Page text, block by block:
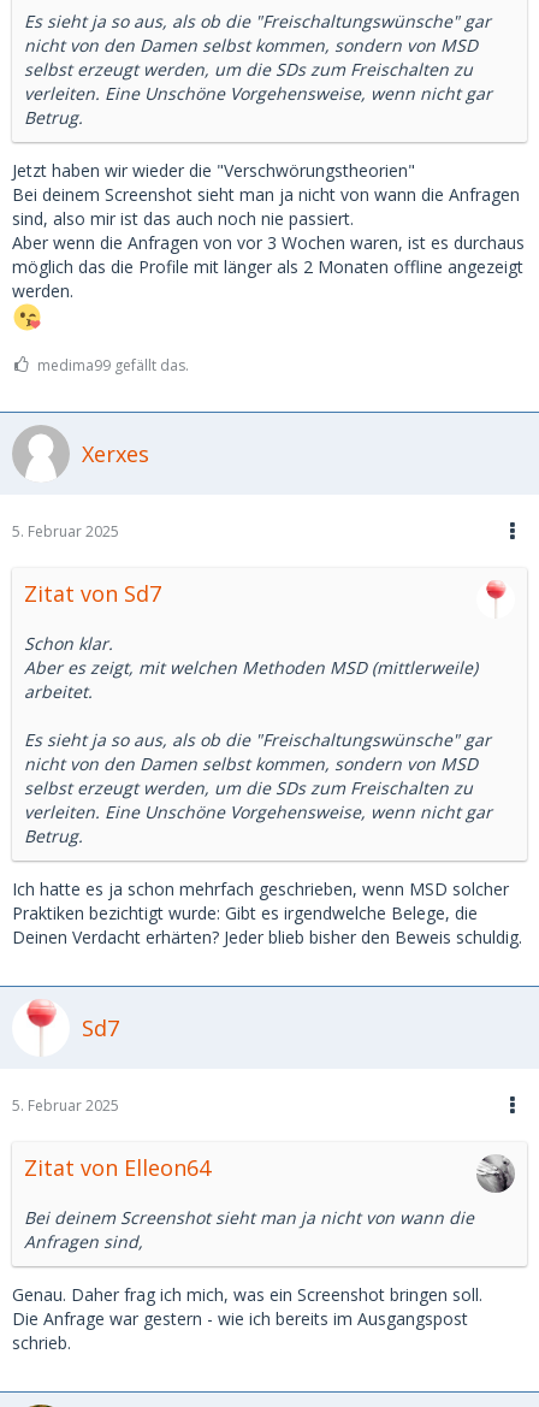
Es sieht ja so aus, als ob die "Freischaltungswünsche" gar
nicht von den Damen selbst kommen, sondern von MSD
selbst erzeugt werden, um die SDs zum Freischalten zu
verleiten. Eine Unschöne Vorgehensweise, wenn nicht gar
Betrug.
Jetzt haben wir wieder die "Verschwörungstheorien"
Bei deinem Screenshot sieht man ja nicht von wann die Anfragen
sind, also mir ist das auch noch nie passiert.
Aber wenn die Anfragen von vor 3 Wochen waren, ist es durchaus
möglich das die Profile mit länger als 2 Monaten offline angezeigt
werden.
medima99 gefällt das.
Xerxes
5. Februar 2025
Zitat von Sd7
Schon klar.
Aber es zeigt, mit welchen Methoden MSD (mittlerweile)
arbeitet.
Es sieht ja so aus, als ob die "Freischaltungswünsche" gar
nicht von den Damen selbst kommen, sondern von MSD
selbst erzeugt werden, um die SDs zum Freischalten zu
verleiten. Eine Unschöne Vorgehensweise, wenn nicht gar
Betrug.
Ich hatte es ja schon mehrfach geschrieben, wenn MSD solcher
Praktiken bezichtigt wurde: Gibt es irgendwelche Belege, die
Deinen Verdacht erhärten? Jeder blieb bisher den Beweis schuldig.
Sd7
5. Februar 2025
Zitat von Elleon64
Bei deinem Screenshot sieht man ja nicht von wann die
Anfragen sind,
Genau. Daher frag ich mich, was ein Screenshot bringen soll.
Die Anfrage war gestern - wie ich bereits im Ausgangspost
schrieb.